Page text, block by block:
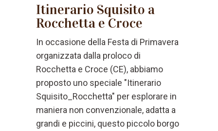
Itinerario Squisito a
Rocchetta e Croce
In occasione della Festa di Primavera
organizzata dalla proloco di
Rocchetta e Croce (CE), abbiamo
proposto uno speciale "Itinerario
Squisito_Rocchetta" per esplorare in
maniera non convenzionale, adatta a
grandi e piccini, questo piccolo borgo